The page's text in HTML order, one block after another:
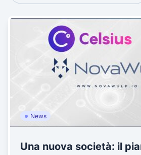
News
Una nuova società: il